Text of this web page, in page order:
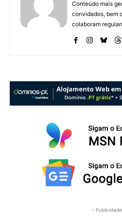
Conteúdo mais
convidados, bem
colaboram
-